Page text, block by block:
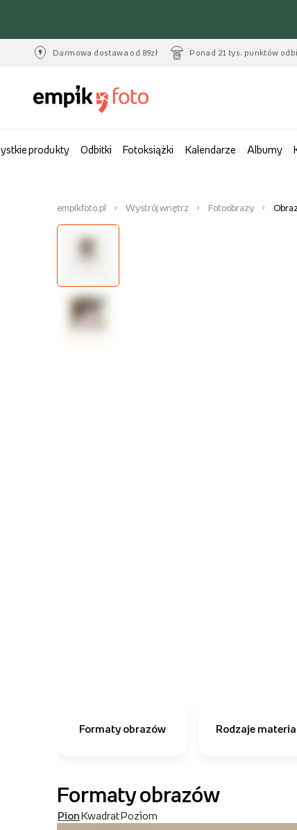
Darmowa dostawa od 89zł Ponad 21 tys. punktów
produkty Odbitki Fotoksiążki Kalendarze Albumy
empikfoto.pl Wystrój wnętrz Fotoobrazy
Formaty obrazów Rodzaje
Formaty obrazów
PionKwadratPoziom